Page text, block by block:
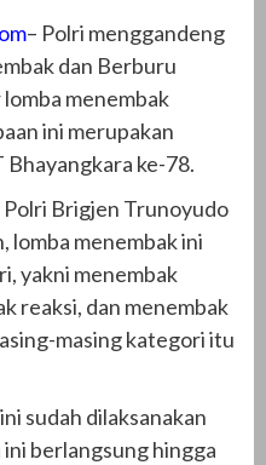
– Polri menggandeng
dan Berburu
menembak
ini merupakan
ke-78.
Polri Brigjen Trunoyudo
lomba menembak ini
yakni menembak
reaksi, dan menembak
masing kategori itu
sudah dilaksanakan
ini berlangsung hingga